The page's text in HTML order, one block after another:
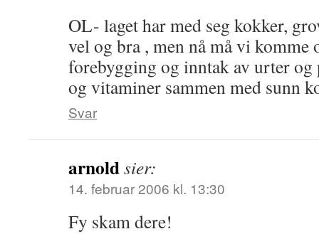
OL- laget har med seg kokker,
vel og bra , men nå må vi komme
forebygging og inntak av urter og
og vitaminer sammen med sunn
Svar
arnoldsier:
14. februar 2006 kl. 13:30
Fy skam dere!